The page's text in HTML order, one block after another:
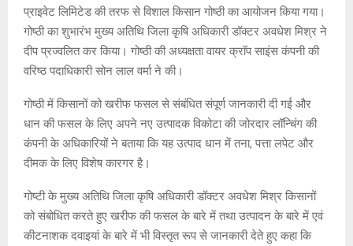
प्राइवेट लिमिटेड की तरफ से विशाल किसान गोष्ठी का आयोजन किया गया।
गोष्ठी का शुभारंभ मुख्य अतिथि जिला कृषि अधिकारी डॉक्टर अवधेश मिश्र ने
दीप प्रज्वलित कर किया। गोष्ठी की अध्यक्षता वायर क्राॅप साइंस कंपनी की
वरिष्ठ पदाधिकारी सोन लाल वर्मा ने की।
गोष्ठी में किसानों को खरीफ फसल से संबंधित संपूर्ण जानकारी दी गई और
धान की फसल के लिए अपने नए उत्पादक विकोटा की जोरदार लॉन्चिंग की
कंपनी के अधिकारियों ने बताया कि यह उत्पाद धान में तना, पत्ता लपेट और
दीमक के लिए विशेष कारगर है।
गोष्टी के मुख्य अतिथि जिला कृषि अधिकारी डॉक्टर अवधेश मिश्र किसानों
को संबोधित करते हुए खरीफ की फसल के बारे में तथा उत्पादन के बारे में एवं
कीटनाशक दवाइयां के बारे में भी विस्तृत रूप से जानकारी देते हुए कहा कि